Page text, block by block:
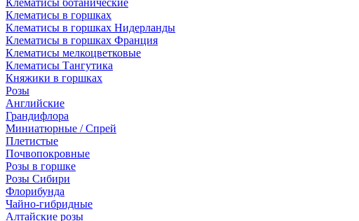
Клематисы ботанические
Клематисы в горшках
Клематисы в горшках Нидерланды
Клематисы в горшках Франция
Клематисы мелкоцветковые
Клематисы Тангутика
Княжики в горшках
Розы
Английские
Грандифлора
Миниатюрные / Спрей
Плетистые
Почвопокровные
Розы в горшке
Розы Сибири
Флорибунда
Чайно-гибридные
Алтайские розы